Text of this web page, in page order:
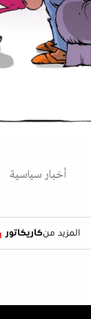
أخبار سياسية
المزيد منكاريكاتور